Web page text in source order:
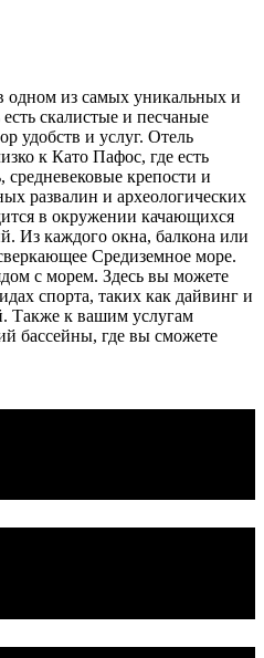
одном из самых уникальных и
скалистые и песчаные
удобств и услуг. Отель
к Като Пафос, где есть
крепости и
развалин и археологических
в окружении качающихся
Из каждого окна, балкона или
Средиземное море.
с морем. Здесь вы можете
спорта, таких как дайвинг и
Также к вашим услугам
бассейны, где вы сможете